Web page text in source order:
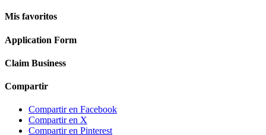
Mis favoritos
Application Form
Claim Business
Compartir
Compartir en Facebook
Compartir en X
Compartir en Pinterest